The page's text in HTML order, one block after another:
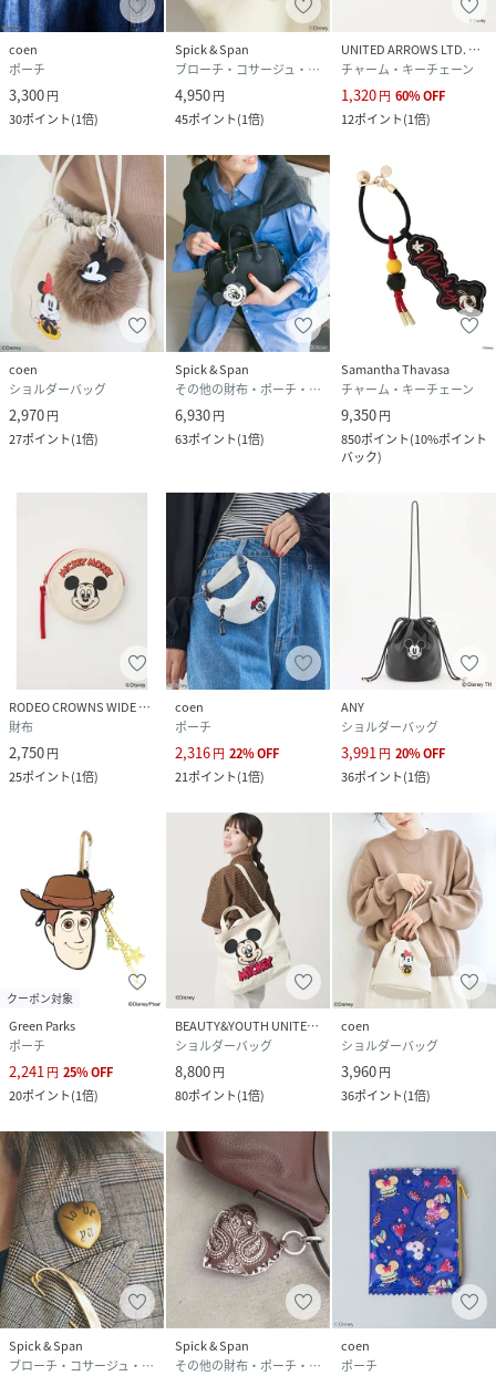
がございます。あらかじめご了承ください。
※同一商品でも個体差により、採寸サイズに若干の差が生じ
る場合がございます。
※取り扱いについては、商品についている品質表示でご確認
※こちらの商品は、Spick&Spanでの取り扱いになります。
直接店舗へお問い合わせの際はSpick&Span店舗へお願い致
します。
※照明の関係により、実際よりも色味が違って見える場合が
あります。
またパソコン・スマートフォンなどの環境により、若干製品
と画像のカラーが異なる場合もございます。
※商品の色味は、商品アップ画像をご参照ください。
素材 本体:合成皮革
サイズ フリー
品番
SB9236_26090210003310
(26090210003310-002-009 SB9236)
coen
ポーチ
3,300円
30ポイント(1倍)
Spick & Span
ブローチ・コサージュ・バッジ
4,950円
45ポイント(1倍)
UNITED ARROWS LTD. OUTLET
チャーム・キーチェーン
1,320円 60%OFF
12ポイント(1倍)
coen
ショルダーバッグ
2,970円
27ポイント(1倍)
Spick & Span
その他の財布・ポーチ・ケース
6,930円
63ポイント(1倍)
Samantha Thavasa
チャーム・キーチェーン
9,350円
850ポイント(10%ポイント
バック)
RODEO CROWNS WIDE BOWL
財布
2,750円
25ポイント(1倍)
coen
ポーチ
2,316円 22%OFF
21ポイント(1倍)
ANY
ショルダーバッグ
3,991 円 20%OFF
36ポイント(1倍)
クーポン対象
Green Parks
ポーチ
2,241円 25%OFF
20ポイント(1倍)
BEAUTY&YOUTH UNITED ARROWS
ショルダーバッグ
8,800円
80ポイント(1倍)
coen
ショルダーバッグ
3,960円
36ポイント(1倍)
Spick & Span
ブローチ・コサージュ・バッジ
Spick & Span
その他の財布・ポーチ・ケース
coen
ポーチ